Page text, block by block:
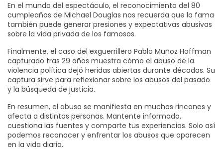
En el mundo del espectáculo, el reconocimiento del 80
cumpleaños de Michael Douglas nos recuerda que la fama
también puede generar presiones y expectativas abusivas
sobre la vida privada de los famosos.
Finalmente, el caso del exguerrillero Pablo Muñoz Hoffman
capturado tras 29 años muestra cómo el abuso de la
violencia política dejó heridas abiertas durante décadas. Su
captura sirve para reflexionar sobre los abusos del pasado
y la búsqueda de justicia.
En resumen, el abuso se manifiesta en muchos rincones y
afecta a distintas personas. Mantente informado,
cuestiona las fuentes y comparte tus experiencias. Solo así
podemos reconocer y enfrentar los abusos que aparecen
en la vida diaria.